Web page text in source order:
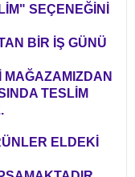
SEÇENEĞİNİ
BİR İŞ GÜNÜ
TESLİM
ELDEKİ